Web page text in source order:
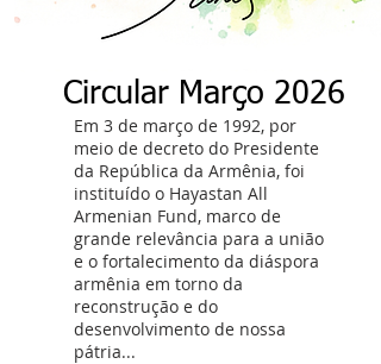
Circular Março 2026
Em 3 de março de 1992, por
meio de decreto do Presidente
da República da Armênia, foi
instituído o Hayastan All
Armenian Fund, marco de
grande relevância para a união
e o fortalecimento da diáspora
armênia em torno da
reconstrução e do
desenvolvimento de nossa
pátria...